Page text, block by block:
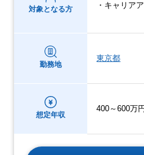
対象となる方
・キャリア
勤務地
東京都
想定年収
400～600万円